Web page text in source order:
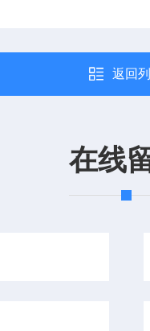
返回
在线